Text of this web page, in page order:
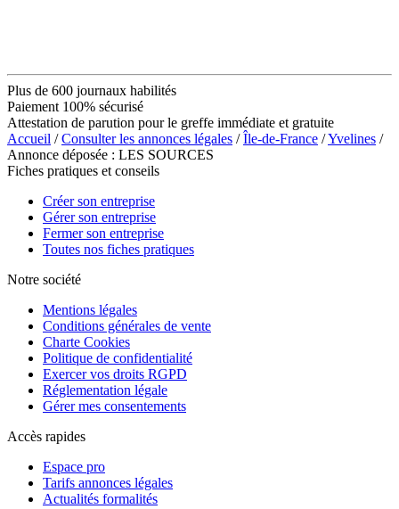
Plus de 600 journaux habilités
Paiement 100% sécurisé
Attestation de parution pour le greffe immédiate et gratuite
Accueil /Consulter les annonces légales /Île-de-France /Yvelines /
Annonce déposée : LES SOURCES
Fiches pratiques et conseils
Créer son entreprise
Gérer son entreprise
Fermer son entreprise
Toutes nos fiches pratiques
Notre société
Mentions légales
Conditions générales de vente
Charte Cookies
Politique de confidentialité
Exercer vos droits RGPD
Réglementation légale
Gérer mes consentements
Accès rapides
Espace pro
Tarifs annonces légales
Actualités formalités